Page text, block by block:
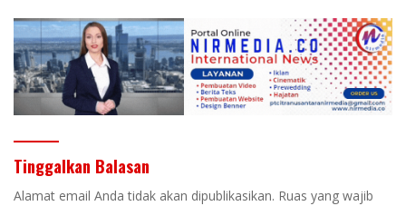
Tinggalkan Balasan
Alamat email Anda tidak akan dipublikasikan. Ruas yang wajib